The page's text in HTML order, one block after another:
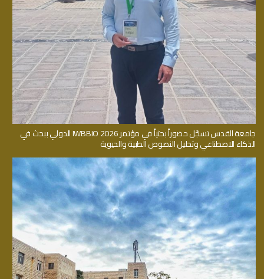
جامعة القدس تسجّل حضوراً بحثياً في مؤتمر IWBBIO 2026 الدولي ببحث في
الذكاء الاصطناعي وتحليل النصوص الطبية والحيوية